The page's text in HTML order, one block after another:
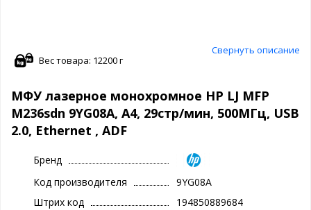
Свернуть описание
Вес товара: 12200 г
МФУ лазерное монохромное HP LJ MFP
M236sdn 9YG08A, А4, 29стр/мин, 500МГц, USB
2.0, Ethernet , ADF
Бренд
Код производителя
9YG08A
Штрих код
194850889684